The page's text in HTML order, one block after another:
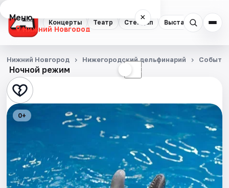
Концерты Театр Стендап Выставки
Меню ×
Нижний Новгород
Концерты
Театр
Стендап
Квесты
Экскурсии
Ночной режим ☾
Нижний Новгород Нижегородский дельфинарий
0+